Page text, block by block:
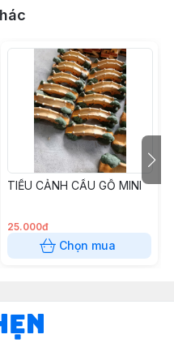
TIỂU CẢNH CẦU GỖ MINI
25.000đ
Chọn mua